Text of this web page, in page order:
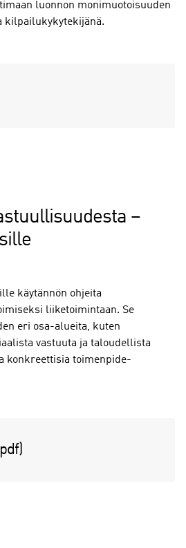
luonnon monimuotoisuuden
kilpailukykytekijänä.
–
käytännön ohjeita
liiketoimintaan. Se
eri osa-alueita, kuten
vastuuta ja taloudellista
konkreettisia toimenpide-